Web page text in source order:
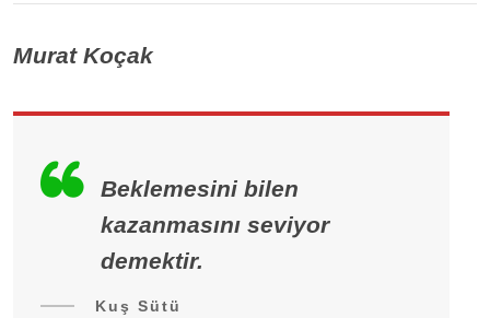
Murat Koçak
Beklemesini bilen
kazanmasını seviyor
demektir.
Kuş Sütü